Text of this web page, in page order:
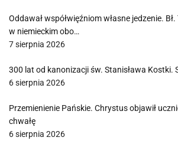
Oddawał współwięźniom własne jedzenie.
w niemieckim obo…
7 sierpnia 2026
300 lat od kanonizacji św. Stanisława Kostki.
6 sierpnia 2026
Przemienienie Pańskie. Chrystus objawił
chwałę
6 sierpnia 2026